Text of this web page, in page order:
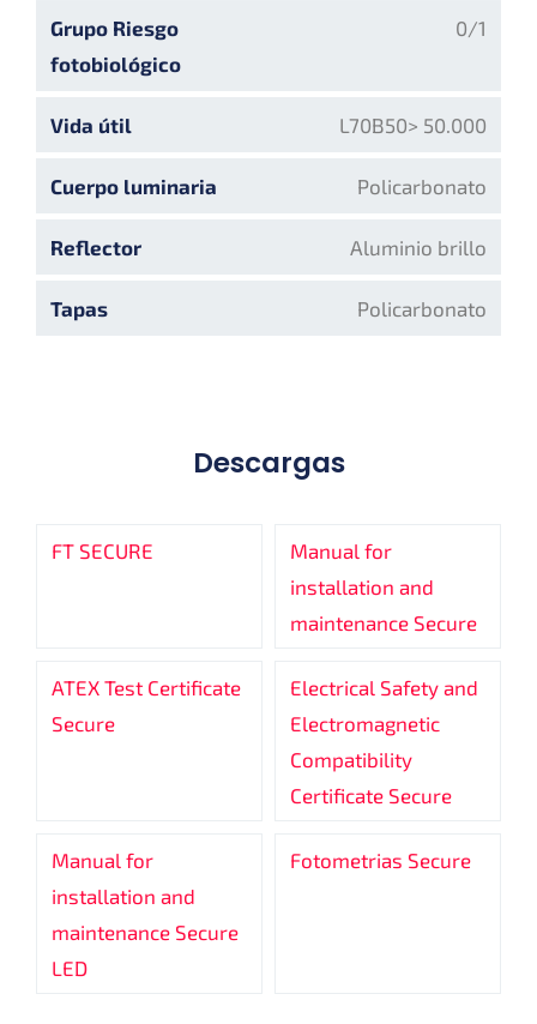
Grupo Riesgo
fotobiológico
0/1
Vida útil L70B50> 50.000
Cuerpo luminaria Policarbonato
Reflector Aluminio brillo
Tapas Policarbonato
Descargas
FT SECURE
Manual for
installation and
maintenance Secure
ATEX Test Certificate
Secure
Electrical Safety and
Electromagnetic
Compatibility
Certificate Secure
Manual for
installation and
maintenance Secure
LED
Fotometrias Secure